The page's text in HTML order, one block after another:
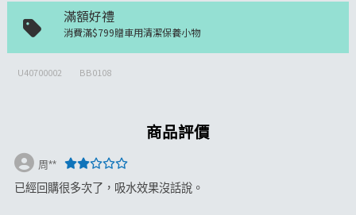
滿額好禮
消費滿$799贈車用清潔保養小物
U40700002 BB0108
商品評價
周**
已經回購很多次了，吸水效果沒話說。